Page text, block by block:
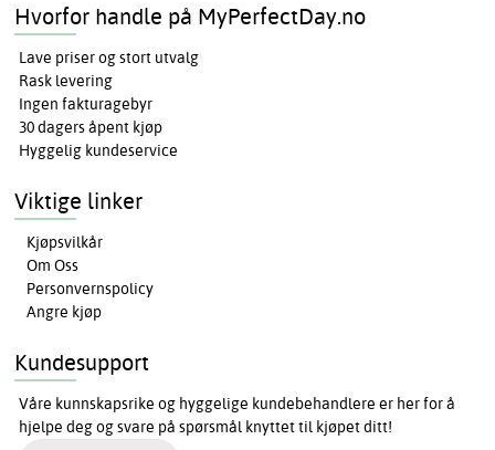
Hvorfor handle på MyPerfectDay.no
Lave priser og stort utvalg
Rask levering
Ingen fakturagebyr
30 dagers åpent kjøp
Hyggelig kundeservice
Viktige linker
Kjøpsvilkår
Om Oss
Personvernspolicy
Angre kjøp
Kundesupport
Våre kunnskapsrike og hyggelige kundebehandlere er her for å
hjelpe deg og svare på spørsmål knyttet til kjøpet ditt!